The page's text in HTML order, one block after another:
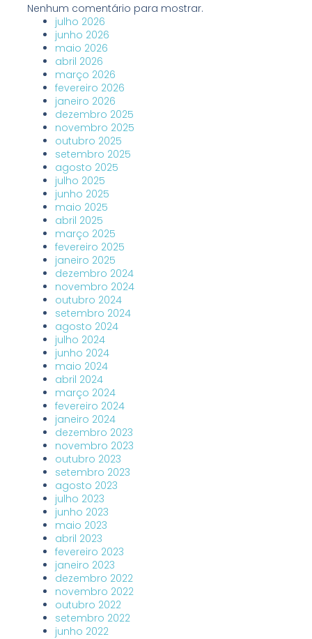
Nenhum comentário para mostrar.
julho 2026
junho 2026
maio 2026
abril 2026
março 2026
fevereiro 2026
janeiro 2026
dezembro 2025
novembro 2025
outubro 2025
setembro 2025
agosto 2025
julho 2025
junho 2025
maio 2025
abril 2025
março 2025
fevereiro 2025
janeiro 2025
dezembro 2024
novembro 2024
outubro 2024
setembro 2024
agosto 2024
julho 2024
junho 2024
maio 2024
abril 2024
março 2024
fevereiro 2024
janeiro 2024
dezembro 2023
novembro 2023
outubro 2023
setembro 2023
agosto 2023
julho 2023
junho 2023
maio 2023
abril 2023
fevereiro 2023
janeiro 2023
dezembro 2022
novembro 2022
outubro 2022
setembro 2022
junho 2022